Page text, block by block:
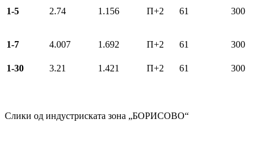
1-5 2.74 1.156 П+2 61 300
1-7 4.007 1.692 П+2 61 300
1-30 3.21 1.421 П+2 61 300
Слики од индустриската зона „БОРИСОВО“